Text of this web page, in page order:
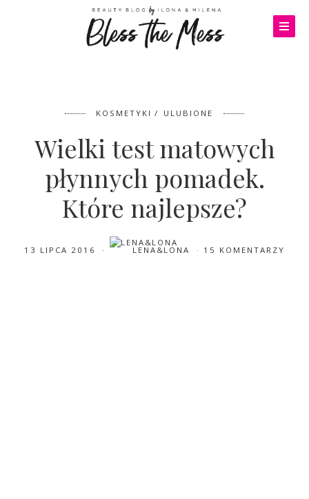
KOSMETYKI ULUBIONE
Wielki test matowych
płynnych pomadek.
Które najlepsze?
13 LIPCA 2016 LENA&LONA 15 KOMENTARZY